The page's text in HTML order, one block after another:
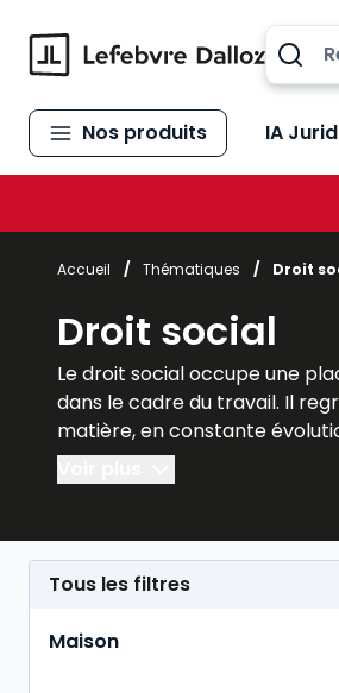
Nos produits IA
Accueil / Thématiques / Droit
Droit social
Le droit social occupe une
dans le cadre du travail. Il
matière, en constante
intéresse particulièrement
entreprises et la sécurité
implications concrètes. Dans
indispensable pour anticiper
Tous les filtres
Maison